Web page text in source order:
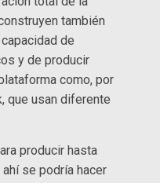
también
de
y de producir
como, por
que usan diferente
producir hasta
se podría hacer